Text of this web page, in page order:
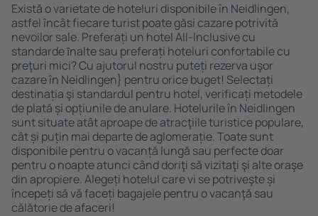
Există o varietate de hoteluri disponibile în Neidlingen,
astfel încât fiecare turist poate găsi cazare potrivită
nevoilor sale. Preferați un hotel All-Inclusive cu
standarde ȋnalte sau preferați hoteluri confortabile cu
preţuri mici? Cu ajutorul nostru puteți rezerva uşor
cazare în Neidlingen} pentru orice buget! Selectați
destinația şi standardul pentru hotel, verificați metodele
de plată și opțiunile de anulare. Hotelurile în Neidlingen
sunt situate atât aproape de atracţiile turistice populare,
cât și puțin mai departe de aglomerație. Toate sunt
disponibile pentru o vacanță lungă sau perfecte doar
pentru o noapte atunci când doriţi să vizitaţi şi alte oraşe
din apropiere. Alegeți hotelul care vi se potriveşte și
începeți să vă faceți bagajele pentru o vacanţă sau
călătorie de afaceri!